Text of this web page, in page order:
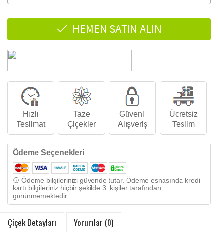
HEMEN SATIN ALIN
Hızlı
Teslimat
Taze
Çiçekler
Güvenli
Alışveriş
Ücretsiz
Teslim
Ödeme Seçenekleri
Ödeme bilgilerinizi güvende tutar. Ödeme esnasında kredi
kartı bilgileriniz hiçbir şekilde 3. kişiler tarafından
görünmemektedir.
Çiçek Detayları Yorumlar (0)